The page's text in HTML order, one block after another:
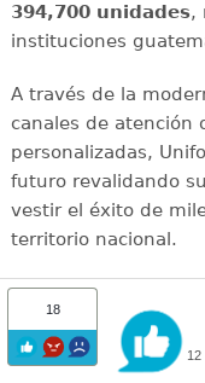
394,700 unidades,
instituciones
A través de la
canales de atención
personalizadas,
futuro revalidando
vestir el éxito de
territorio nacional.
18
12